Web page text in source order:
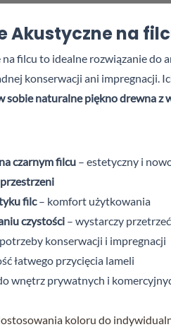
Akustyczne na
filcu to idealne rozwiązanie do
konserwacji ani impregnacji.
sobie naturalne piękno drewna
czarnym filcu – estetyczny i
filc– komfort użytkowania
czystości – wystarczy
konserwacji i impregnacji
łatwego przycięcia lameli
wnętrz prywatnych i
koloru do